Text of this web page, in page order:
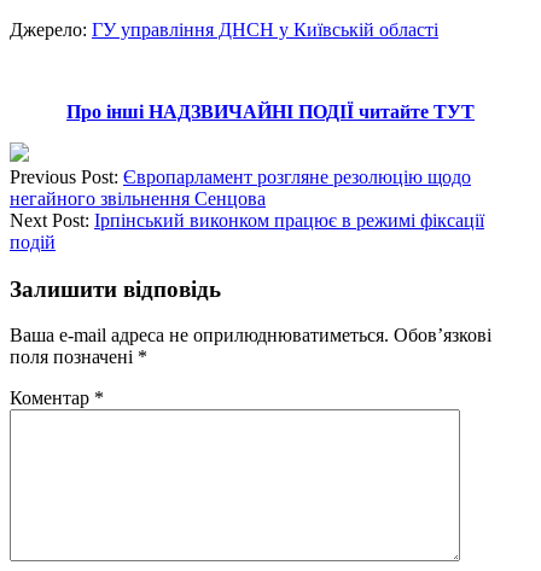
Джерело: ГУ управління ДНСН у Київській області
Про інші НАДЗВИЧАЙНІ ПОДІЇ читайте ТУТ
Previous Post: Європарламент розгляне резолюцію щодо
негайного звільнення Сенцова
Next Post: Ірпінський виконком працює в режимі фіксації
подій
Залишити відповідь
Ваша e-mail адреса не оприлюднюватиметься. Обов’язкові
поля позначені *
Коментар *